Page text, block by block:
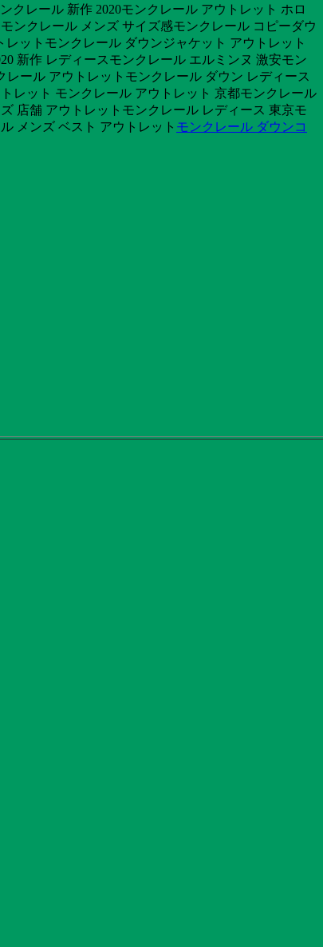
クレール 新作 2020モンクレール アウトレット ホロ
ンクレール メンズ サイズ感モンクレール コピーダウ
ットモンクレール ダウンジャケット アウトレット
新作 レディースモンクレール エルミンヌ 激安モン
ール アウトレットモンクレール ダウン レディース
レット モンクレール アウトレット 京都モンクレール
店舗 アウトレットモンクレール レディース 東京モ
メンズ ベスト アウトレット モンクレール ダウンコ